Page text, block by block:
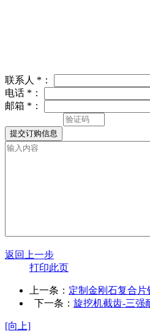
联系人 * ：
电话 * ：
邮箱 * ：
返回上一步
打印此页
上一条： 定制金刚石复合片
下一条： 旋挖机截齿-三强
[向上]